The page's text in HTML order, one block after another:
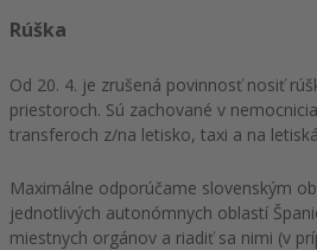
Rúška
Od 20. 4. je zrušená povinnosť nosiť
priestoroch. Sú zachované v
transferoch z/na letisko, taxi a na
Maximálne odporúčame slovenským
jednotlivých autonómnych oblastí
miestnych orgánov a riadiť sa nimi (v